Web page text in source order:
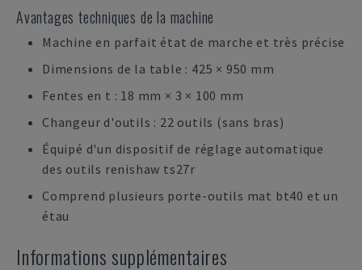
Avantages techniques de la machine
Machine en parfait état de marche et très précise
Dimensions de la table : 425 × 950 mm
Fentes en t : 18 mm × 3 × 100 mm
Changeur d'outils : 22 outils (sans bras)
Équipé d'un dispositif de réglage automatique
des outils renishaw ts27r
Comprend plusieurs porte-outils mat bt40 et un
étau
Informations supplémentaires